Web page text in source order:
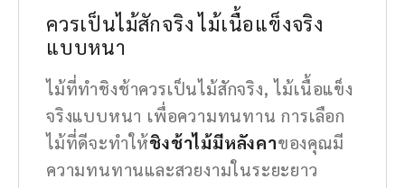
ควรเป็นไม้สักจริง ไม้เนื้อแข็งจริง
แบบหนา
ไม้ที่ทำชิงช้าควรเป็นไม้สักจริง, ไม้เนื้อแข็ง
จริงแบบหนา เพื่อความทนทาน การเลือก
ไม้ที่ดีจะทำให้ชิงช้าไม้มีหลังคาของคุณมี
ความทนทานและสวยงามในระยะยาว